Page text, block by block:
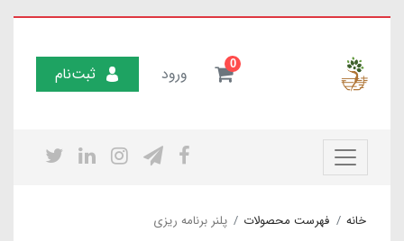
0 ورود ثبت‌نام
خانه فهرست محصولات پلنر برنامه ریزی